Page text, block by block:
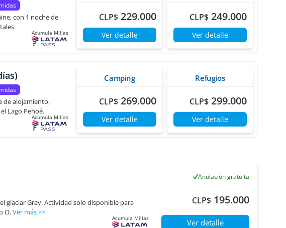
con 1 noche de
Acumula Millas
CLP$ 229.000
Ver detalle
CLP$ 249.000
Ver detalle
de alojamiento,
Lago Pehoé.
Acumula Millas
Camping
CLP$ 269.000
Ver detalle
Refugios
CLP$ 299.000
Ver detalle
Acumula Millas
glaciar Grey. Actividad solo disponible para
O.Ver más>>
Anulación gratuita
CLP$ 195.000
Ver detalle